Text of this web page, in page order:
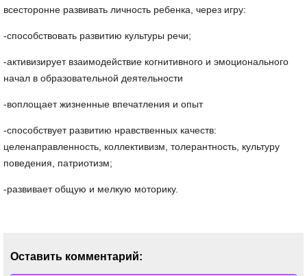
всесторонне развивать личность ребенка, через игру:
-способствовать развитию культуры речи;
-активизирует взаимодействие когнитивного и эмоционального
начал в образовательной деятельности
-воплощает жизненные впечатления и опыт
-способствует развитию нравственных качеств:
целенаправленность, коллективизм, толерантность, культуру
поведения, патриотизм;
-развивает общую и мелкую моторику.
Оставить комментарий: